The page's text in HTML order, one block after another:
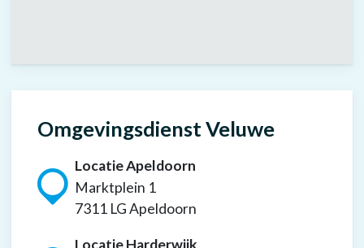
Omgevingsdienst Veluwe
Locatie Apeldoorn
Marktplein 1
7311 LG Apeldoorn
Locatie Harderwijk